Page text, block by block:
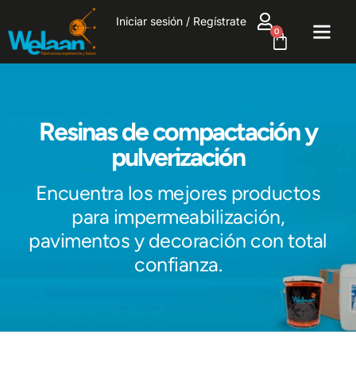
Iniciar sesión / Regístrate
0
Resinas de compactación y
pulverización
Encuentra los mejores productos
para impermeabilización,
pavimentos y decoración con total
confianza.